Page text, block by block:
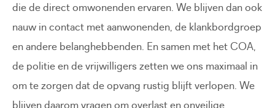
die de direct omwonenden ervaren. We blijven dan ook
nauw in contact met aanwonenden, de klankbordgroep
en andere belanghebbenden. En samen met het COA,
de politie en de vrijwilligers zetten we ons maximaal in
om te zorgen dat de opvang rustig blijft verlopen. We
blijven daarom vragen om overlast en onveilige